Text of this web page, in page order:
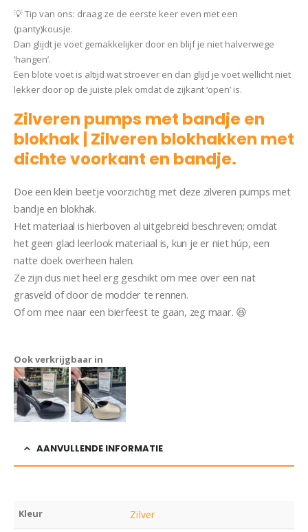
💡 Tip van ons: draag ze de eerste keer even met een
(panty)kousje.
Dan glijdt je voet gemakkelijker door en blijf je niet halverwege
‘hangen’.
Een blote voet is altijd wat stroever en dan glijd je voet wellicht niet
lekker door op de juiste plek omdat de zijkant ‘open’ is.
Zilveren pumps met bandje en
blokhak | Zilveren blokhakken met
dichte voorkant en bandje.
Doe een klein beetje voorzichtig met deze zilveren pumps met
bandje en blokhak.
Het materiaal is hierboven al uitgebreid beschreven; omdat
het geen glad leerlook materiaal is, kun je er niet húp, een
natte doek overheen halen.
Ze zijn dus niet heel erg geschikt om mee over een nat
grasveld of door de modder te rennen.
Of om mee naar een bierfeest te gaan, zeg maar. 😆
Ook verkrijgbaar in
AANVULLENDE INFORMATIE
Kleur Zilver